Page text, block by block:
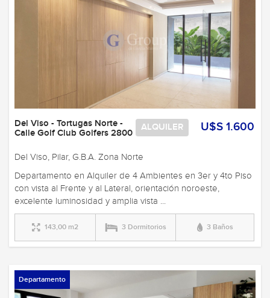
U$S 1.600
ALQUILER
Del Viso - Tortugas Norte -
Calle Golf Club Golfers 2800
Del Viso, Pilar, G.B.A. Zona Norte
Departamento en Alquiler de 4 Ambientes en 3er y 4to Piso
con vista al Frente y al Lateral, orientación noroeste,
excelente luminosidad y amplia vista ...
143,00 m2 3 Dormitorios 3 Baños
Departamento